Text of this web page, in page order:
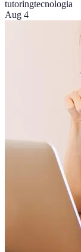
tutoringtecnologia
Aug 4